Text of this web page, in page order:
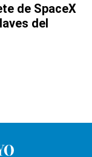
de SpaceX
del